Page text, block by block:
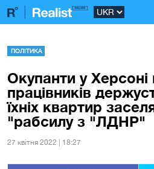
ПОЛІТИКА
Окупанти у Херсоні
працівників
їхніх квартир
"рабсилу з "ЛДНР"
27 квiтня 2022 | 18:27